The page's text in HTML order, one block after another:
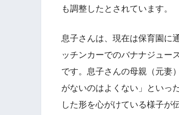
も調整したとされています。
息子さんは、現在は保育園に
ッチンカーでのバナナジュー
です。息子さんの母親（元妻
がないのはよくない」といっ
した形を心がけている様子が